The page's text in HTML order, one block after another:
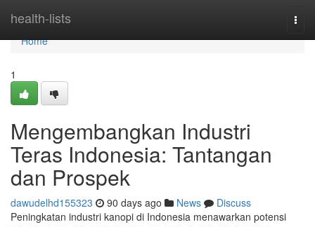
health-lists
Home
Home
1
Mengembangkan Industri
Teras Indonesia: Tantangan
dan Prospek
dawudelhd155323 90 days ago News
Discuss
Peningkatan industri kanopi di Indonesia menawarkan potensi